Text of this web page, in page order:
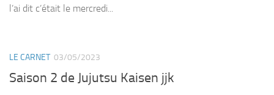
l’ai dit c’était le mercredi...
LE CARNET 03/05/2023
Saison 2 de Jujutsu Kaisen jjk